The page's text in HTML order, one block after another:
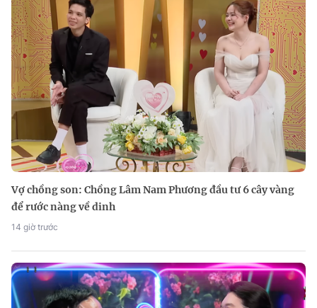
Vợ chồng son: Chồng Lâm Nam Phương đầu tư 6 cây vàng
để rước nàng về dinh
14 giờ trước